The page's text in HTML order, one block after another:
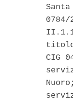
titolo
CIG